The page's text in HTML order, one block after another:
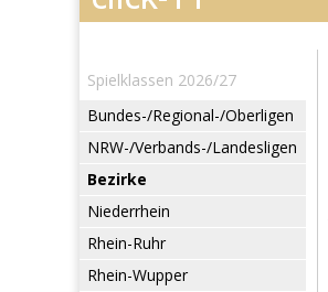
Spielklassen 2026/27
Bundes-/Regional-/Oberligen
NRW-/Verbands-/Landesligen
Bezirke
Niederrhein
Rhein-Ruhr
Rhein-Wupper